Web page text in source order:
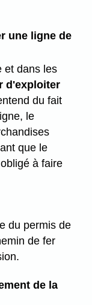
une ligne de
et dans les
d'exploiter
du fait
le
que le
à faire
du permis de
de fer
de la